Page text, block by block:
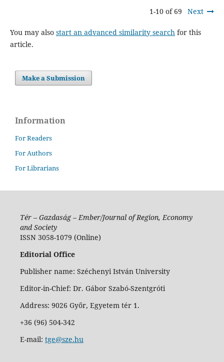
1-10 of 69 Next
You may also start an advanced similarity search for this
article.
Make a Submission
Information
For Readers
For Authors
For Librarians
Tér – Gazdaság – Ember/Journal of Region, Economy
and Society
ISSN 3058-1079 (Online)
Editorial Office
Publisher name: Széchenyi István University
Editor-in-Chief: Dr. Gábor Szabó-Szentgróti
Address: 9026 Győr, Egyetem tér 1.
+36 (96) 504-342
E-mail: tge@sze.hu